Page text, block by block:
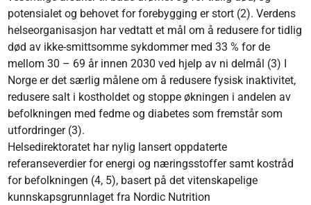
potensialet og behovet for forebygging er stort (2). Verdens
helseorganisasjon har vedtatt et mål om å redusere for tidlig
død av ikke-smittsomme sykdommer med 33 % for de
mellom 30 – 69 år innen 2030 ved hjelp av ni delmål (3) I
Norge er det særlig målene om å redusere fysisk inaktivitet,
redusere salt i kostholdet og stoppe økningen i andelen av
befolkningen med fedme og diabetes som fremstår som
utfordringer (3).
Helsedirektoratet har nylig lansert oppdaterte
referanseverdier for energi og næringsstoffer samt kostråd
for befolkningen (4, 5), basert på det vitenskapelige
kunnskapsgrunnlaget fra Nordic Nutrition